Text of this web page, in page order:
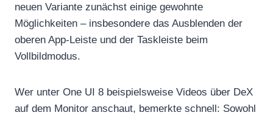
neuen Variante zunächst einige gewohnte
Möglichkeiten – insbesondere das Ausblenden der
oberen App-Leiste und der Taskleiste beim
Vollbildmodus.
Wer unter One UI 8 beispielsweise Videos über DeX
auf dem Monitor anschaut, bemerkte schnell: Sowohl